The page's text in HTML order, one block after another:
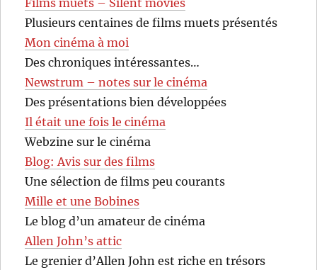
Plusieurs centaines de films muets présentés
Mon cinéma à moi
Des chroniques intéressantes…
Newstrum – notes sur le cinéma
Des présentations bien développées
Il était une fois le cinéma
Webzine sur le cinéma
Blog: Avis sur des films
Une sélection de films peu courants
Mille et une Bobines
Le blog d’un amateur de cinéma
Allen John’s attic
Le grenier d’Allen John est riche en trésors